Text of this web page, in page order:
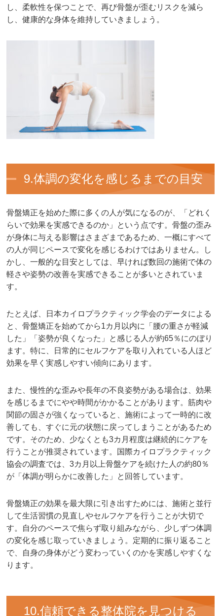
し、柔軟性を保つことで、再び骨盤が歪むリスクを減ら
し、健康的な身体を維持していきましょう。
9.体調の変化を感じるまでの目安
骨盤矯正を始めた際に多くの人が気になるのが、「どれく
らいで効果を実感できるのか」という点です。骨盤の歪み
が身体に与える影響はさまざまであるため、一概にすべて
の人が同じペースで変化を感じるわけではありません。し
かし、一般的な目安としては、早ければ数回の施術で体の
軽さや姿勢の改善を実感できることが多いとされていま
す。
たとえば、日本カイロプラクティック学会のデータによる
と、骨盤矯正を始めてから1カ月以内に「腰の重さが軽減
した」「姿勢が良くなった」と感じる人が約65％にのぼり
ます。特に、日常的にセルフケアを取り入れている人ほど
効果を早く実感しやすい傾向にあります。
また、慢性的な歪みや長年の不良姿勢がある場合は、効果
を感じるまでにやや時間がかかることがあります。筋肉や
関節の固さが強くなっていると、施術によって一時的に改
善しても、すぐに元の状態に戻ってしまうことがあるため
です。そのため、少なくとも3カ月程度は継続的にケアを
行うことが推奨されています。国際カイロプラクティック
協会の調査では、3カ月以上骨盤ケアを続けた人の約80％
が「体調が明らかに改善した」と回答しています。
骨盤矯正の効果を最大限に引き出すためには、施術と並行
して生活習慣の見直しやセルフケアを行うことが大切で
す。自分のペースで焦らず取り組みながら、少しずつ体調
の変化を感じ取っていきましょう。定期的に振り返ること
で、自身の身体がどう変わっていくのかを実感しやすくな
ります。
10.信頼できる整体院を見つける